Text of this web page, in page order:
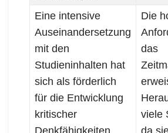
Eine intensive
Auseinandersetzung
mit den
Studieninhalten hat
sich als förderlich
für die Entwicklung
kritischer
Denkfähigkeiten
Die
das
viele
da